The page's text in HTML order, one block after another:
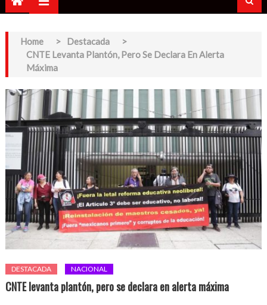
Home > Destacada
>
CNTE Levanta Plantón, Pero Se Declara En Alerta
Máxima
DESTACADA NACIONAL
CNTE levanta plantón, pero se declara en alerta máxima